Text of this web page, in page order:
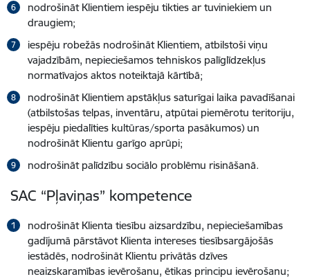
nodrošināt Klientiem iespēju tikties ar tuviniekiem un
draugiem;
iespēju robežās nodrošināt Klientiem, atbilstoši viņu
vajadzībām, nepieciešamos tehniskos palīglīdzekļus
normatīvajos aktos noteiktajā kārtībā;
nodrošināt Klientiem apstākļus saturīgai laika pavadīšanai
(atbilstošas telpas, inventāru, atpūtai piemērotu teritoriju,
iespēju piedalīties kultūras/sporta pasākumos) un
nodrošināt Klientu garīgo aprūpi;
nodrošināt palīdzību sociālo problēmu risināšanā.
SAC “Pļaviņas” kompetence
nodrošināt Klienta tiesību aizsardzību, nepieciešamības
gadījumā pārstāvot Klienta intereses tiesībsargājošās
iestādēs, nodrošināt Klientu privātās dzīves
neaizskaramības ievērošanu, ētikas principu ievērošanu;